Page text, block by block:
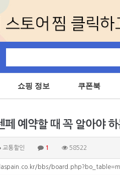
쇼핑 정보 쿠폰북
페 예약할 때 꼭 알아야
교통할인 1 58522
bbs/